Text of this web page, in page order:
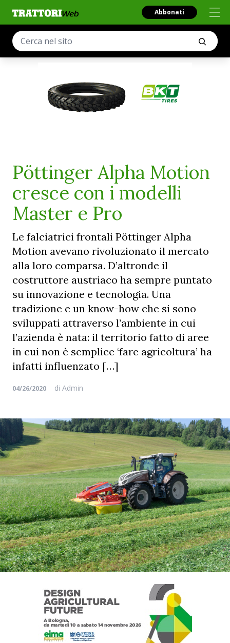
Abbonati
Pöttinger Alpha Motion
cresce con i modelli
Master e Pro
Le falciatrici frontali Pöttinger Alpha
Motion avevano rivoluzionato il mercato
alla loro comparsa. D’altronde il
costruttore austriaco ha sempre puntato
su innovazione e tecnologia. Una
tradizione e un know-how che si sono
sviluppati attraverso l’ambiente in cui
l’azienda è nata: il territorio fatto di aree
in cui non è semplice ‘fare agricoltura’ ha
infatti influenzato […]
04/26/2020 di Admin